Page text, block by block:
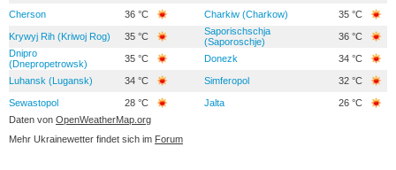
Cherson 36 °C Charkiw (Charkow) 35 °C
Krywyj Rih (Kriwoj Rog) 35 °C
Saporischschja
(Saporoschje)
36 °C
Dnipro
(Dnepropetrowsk)
35 °C Donezk 34 °C
Luhansk (Lugansk) 34 °C Simferopol 32 °C
Sewastopol 28 °C Jalta
26 °C
Daten von OpenWeatherMap.org
Mehr Ukrainewetter findet sich im Forum